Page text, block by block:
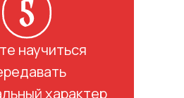
научиться
характер